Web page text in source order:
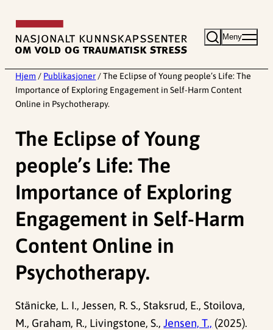
innhold
Meny
Hjem / Publikasjoner / The Eclipse of Young people’s Life: The
Importance of Exploring Engagement in Self-Harm Content
Online in Psychotherapy.
The Eclipse of Young
people’s Life: The
Importance of Exploring
Engagement in Self-Harm
Content Online in
Psychotherapy.
Stänicke, L. I., Jessen, R. S., Staksrud, E., Stoilova,
M., Graham, R., Livingstone, S.,Jensen, T., (2025).